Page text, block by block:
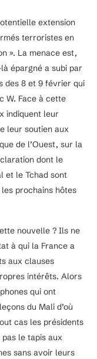
extension
terroristes en
». La menace est,
épargné a subi par
des 8 et 9 février qui
W. Face à cette
indiquent leur
leur soutien aux
de l’Ouest, sur la
dont le
et le Tchad sont
prochains hôtes
nouvelle ? Ils ne
à qui la France a
aux clauses
intérêts. Alors
qui ont
du Mali d’où
cas les présidents
pas le tapis aux
sans avoir leurs